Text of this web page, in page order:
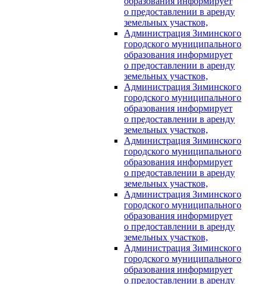
о предоставлении в аренду
земельных участков,
Администрация Зиминского
городского муниципального
образования информирует
о предоставлении в аренду
земельных участков,
Администрация Зиминского
городского муниципального
образования информирует
о предоставлении в аренду
земельных участков,
Администрация Зиминского
городского муниципального
образования информирует
о предоставлении в аренду
земельных участков,
Администрация Зиминского
городского муниципального
образования информирует
о предоставлении в аренду
земельных участков,
Администрация Зиминского
городского муниципального
образования информирует
о предоставлении в аренду